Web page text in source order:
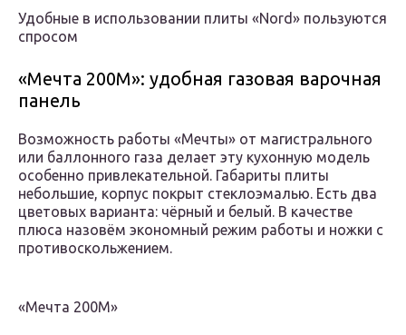
Удобные в использовании плиты «Nord» пользуются
спросом
«Мечта 200М»: удобная газовая варочная
панель
Возможность работы «Мечты» от магистрального
или баллонного газа делает эту кухонную модель
особенно привлекательной. Габариты плиты
небольшие, корпус покрыт стеклоэмалью. Есть два
цветовых варианта: чёрный и белый. В качестве
плюса назовём экономный режим работы и ножки с
противоскольжением.
«Мечта 200М»